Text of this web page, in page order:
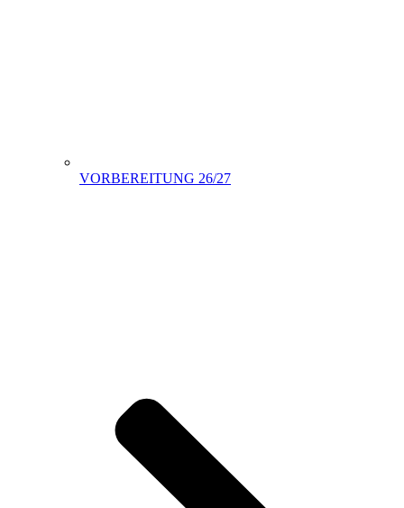
VORBEREITUNG 26/27